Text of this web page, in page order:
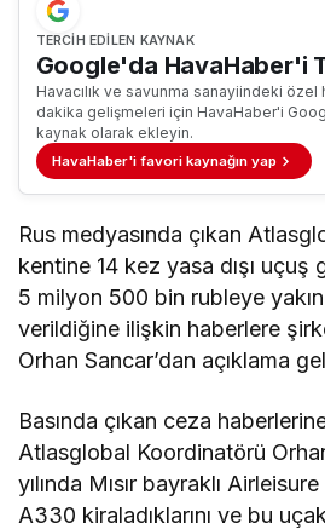
TERCIH EDILEN KAYNAK
Google'da HavaHaber'i
Havacılık ve savunma sanayiindeki
dakika gelişmeleri için HavaHaber'i
kaynak olarak ekleyin.
HavaHaber'i favori kaynağın yap
Rus medyasında çıkan
kentine 14 kez yasa dışı
5 milyon 500 bin rubleye
verildiğine ilişkin haberlere
Orhan Sancar’dan açıklama
Basında çıkan ceza
Atlasglobal Koordinatörü
yılında Mısır bayraklı
A330 kiraladıklarını ve bu